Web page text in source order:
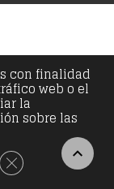
con finalidad
web o el
la
sobre las
Cerrar el banner